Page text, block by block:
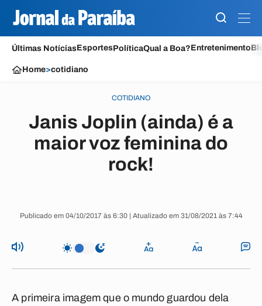
Últimas NotíciasEsportesPolíticaQual a Boa?Entretenimento
Home>cotidiano
COTIDIANO
Janis Joplin (ainda) é a
maior voz feminina do
rock!
Publicado em 04/10/2017 às 6:30 | Atualizado em 31/08/2021 às 7:44
A primeira imagem que o mundo guardou dela